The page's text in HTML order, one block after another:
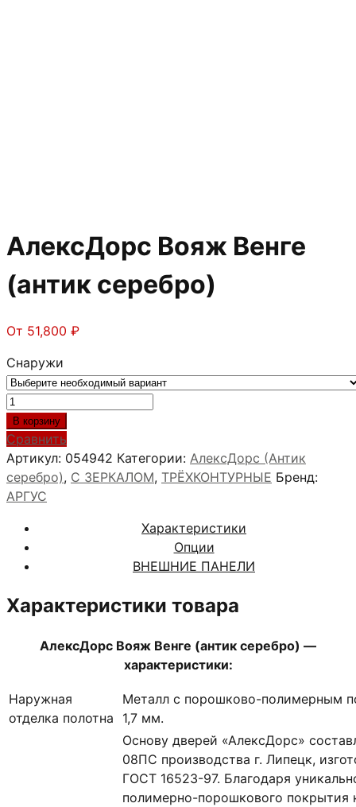
АлексДорс Вояж Венге
(антик серебро)
От 51,800 ₽
Снаружи
Количество
товара
АлексДорс
Вояж
Венге
(антик
В корзину
Сравнить
Артикул: 054942 Категории: АлексДорс (Антик
серебро), С ЗЕРКАЛОМ, ТРЁХКОНТУРНЫЕ Бренд:
АРГУС
Характеристики
Опции
ВНЕШНИЕ ПАНЕЛИ
Характеристики товара
АлексДорс Вояж Венге (антик серебро) —
характеристики:
Наружная
отделка полотна
Металл с порошково-полимерным
1,7 мм.
Основу дверей «АлексДорс»
08ПС производства г. Липецк,
ГОСТ 16523-97. Благодаря
полимерно-порошкового покрытия